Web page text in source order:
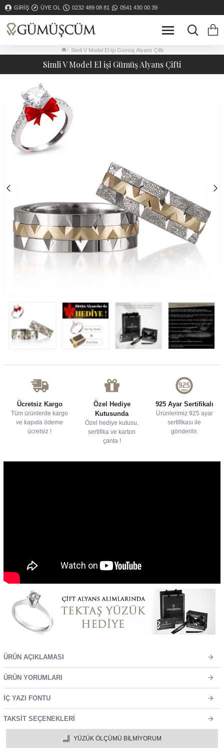
GIRIŞ ÜYE OL 0232 489 08 81 0541 430 00 39
Simli V Model El işi Gümüş Alyans Çifti
Simli V Model El işi Gümüş Alyans Çifti
Ücretsiz Kargo
Tüm ürünlerde kargo
ve kapıda ödeme
ücretsiz !
Özel Hediye
Kutusunda
Özel hediye kutusu,
sertifika ve karton
çanta !
925 Ayar Sertifikalı
Ürünlerimiz 925 ayar
sertifikası ile
gönderilir.
ÜRÜN AÇIKLAMASI
ÜRÜN YORUMLARI
İÇ YAZI FONTU
TAKSIT SEÇENEKLERI
YÜZÜK ÖLÇÜMÜ BILMIYORUM